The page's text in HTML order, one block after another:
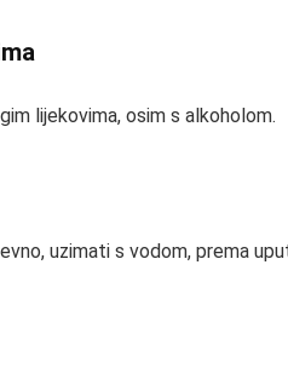
lijekovima, osim s alkoholom.
uzimati s vodom, prema